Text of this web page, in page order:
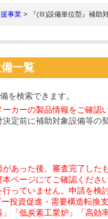
事業 > 『(Ⅲ)設備単位型』補助
一覧
を検索できます。
カーの製品情報をご確認
定前に補助対象設備等の
あった後、審査完了した
ページにてご確認くださ
っていません。申請を検
投資促進・需要構造転換
「低炭素工業炉」「高